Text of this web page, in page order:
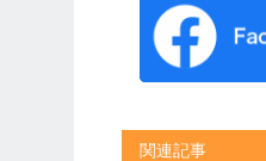
関連記事